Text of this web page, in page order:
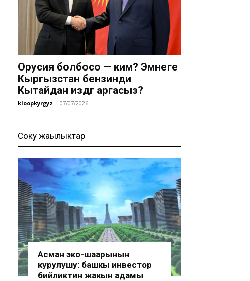
Орусия болбосо — ким? Эмнеге
Кыргызстан бензинди
Кытайдан издөөгө аргасыз?
kloopkyrgyz - 07/07/2026
Соңку жаңылыктар
Асман эко-шаарынын
курулушу: башкы инвестор
бийликтин жакын адамы